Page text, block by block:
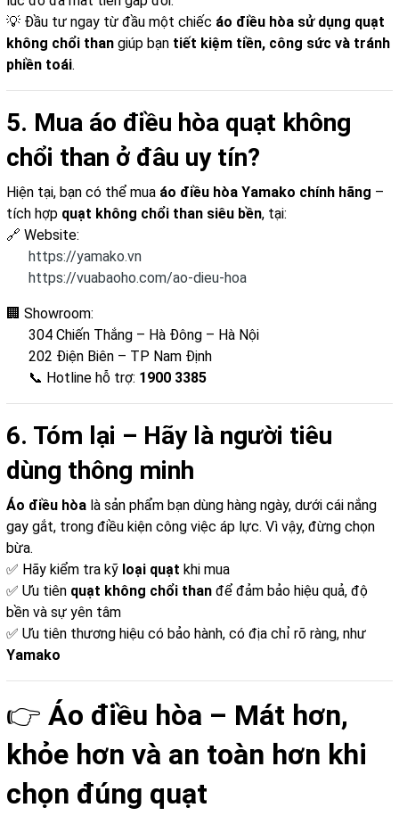
💡 Đầu tư ngay từ đầu một chiếc áo điều hòa sử dụng quạt
không chổi than giúp bạn tiết kiệm tiền, công sức và tránh
phiền toái.
5. Mua áo điều hòa quạt không
chổi than ở đâu uy tín?
Hiện tại, bạn có thể mua áo điều hòa Yamako chính hãng –
tích hợp quạt không chổi than siêu bền, tại:
🔗 Website:
https://yamako.vn
https://vuabaoho.com/ao-dieu-hoa
🏢 Showroom:
304 Chiến Thắng – Hà Đông – Hà Nội
202 Điện Biên – TP Nam Định
📞 Hotline hỗ trợ: 1900 3385
6. Tóm lại – Hãy là người tiêu
dùng thông minh
Áo điều hòa là sản phẩm bạn dùng hàng ngày, dưới cái nắng
gay gắt, trong điều kiện công việc áp lực. Vì vậy, đừng chọn
bừa.
✅ Hãy kiểm tra kỹ loại quạt khi mua
✅ Ưu tiên quạt không chổi than để đảm bảo hiệu quả, độ
bền và sự yên tâm
✅ Ưu tiên thương hiệu có bảo hành, có địa chỉ rõ ràng, như
Yamako
👉 Áo điều hòa – Mát hơn,
khỏe hơn và an toàn hơn khi
chọn đúng quạt